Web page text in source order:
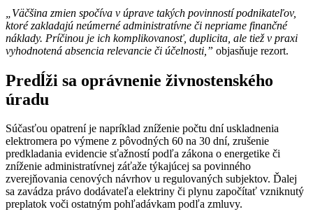
„Väčšina zmien spočíva v úprave takých povinností podnikateľov,
ktoré zakladajú neúmerné administratívne či nepriame finančné
náklady. Príčinou je ich komplikovanosť, duplicita, ale tiež v praxi
vyhodnotená absencia relevancie či účelnosti,” objasňuje rezort.
Predĺži sa oprávnenie živnostenského
úradu
Súčasťou opatrení je napríklad zníženie počtu dní uskladnenia
elektromera po výmene z pôvodných 60 na 30 dní, zrušenie
predkladania evidencie sťažností podľa zákona o energetike či
zníženie administratívnej záťaže týkajúcej sa povinného
zverejňovania cenových návrhov u regulovaných subjektov. Ďalej
sa zavádza právo dodávateľa elektriny či plynu započítať vzniknutý
preplatok voči ostatným pohľadávkam podľa zmluvy.